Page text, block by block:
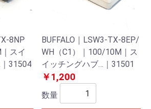
8NP
スイ
31504
BUFFALO｜LSW3-TX-8EP/
WH（C1）｜100/10M｜ス
イッチングハブ…｜31501
￥1,200
数量